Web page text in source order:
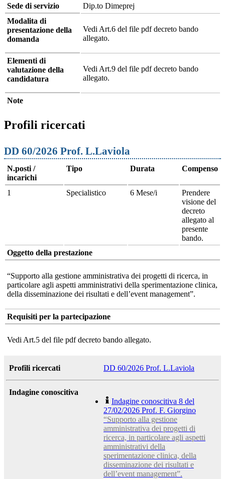
Sede di servizio
Dip.to Dimeprej
Modalita di
presentazione della
domanda
Vedi Art.6 del file pdf decreto bando
allegato.
Elementi di
valutazione della
candidatura
Vedi Art.9 del file pdf decreto bando
allegato.
Note
Profili ricercati
DD 60/2026 Prof. L.Laviola
N.posti /
incarichi
Tipo Durata Compenso
1 Specialistico 6 Mese/i
Prendere
visione del
decreto
allegato al
presente
bando.
Oggetto della prestazione
“Supporto alla gestione amministrativa dei progetti di ricerca, in
particolare agli aspetti amministrativi della sperimentazione clinica,
della disseminazione dei risultati e dell’event management”.
Requisiti per la partecipazione
Vedi Art.5 del file pdf decreto bando allegato.
Profili ricercati DD 60/2026 Prof. L.Laviola
Indagine conoscitiva
Indagine conoscitiva 8 del
27/02/2026 Prof. F. Giorgino
“Supporto alla gestione
amministrativa dei progetti di
ricerca, in particolare agli aspetti
amministrativi della
sperimentazione clinica, della
disseminazione dei risultati e
dell’event management”.